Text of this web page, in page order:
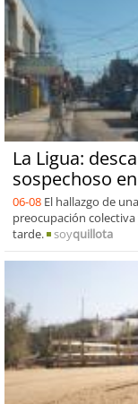
La Ligua:
sospechoso
06-08 El hallazgo de
preocupación
tarde.
soyquillota